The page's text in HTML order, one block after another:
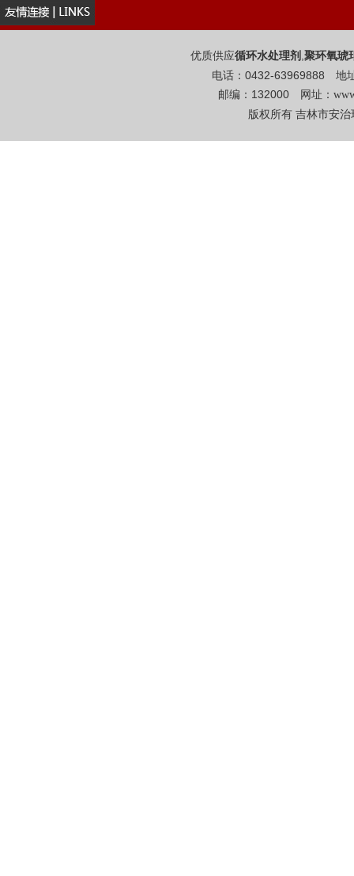
优质供应循环水处理剂 ,聚环氧琥
电话：0432-63969888 地
邮编：132000 网址：
版权所有 吉林市安